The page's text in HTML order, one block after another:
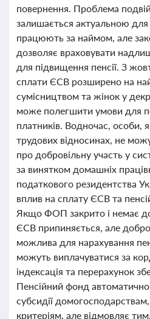
повернення. Проблема
залишається актуальною для
працюють за наймом, але
дозволяє враховувати
для підвищення пенсії. З
сплати ЄСВ розширено на
сумісництвом та жінок у
може полегшити умови для
платників. Водночас, особи,
трудових відносинах, не
про добровільну участь у
за винятком домашніх
податкового резидентства
вплив на сплату ЄСВ та
Якщо ФОП закрито і немає
ЄСВ припиняється, але
можлива для нарахування
можуть виплачуватися за
індексація та перерахунок
Пенсійний фонд
субсидії
критеріям, але відмовляє